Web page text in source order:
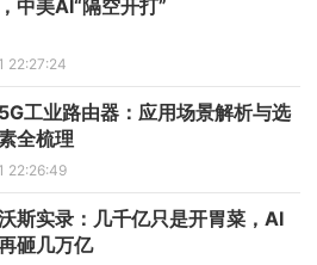
中美AI“隔空开打”
22:27:24
工业路由器：应用场景解析与选
全梳理
22:26:49
斯实录：几千亿只是开胃菜，AI
砸几万亿